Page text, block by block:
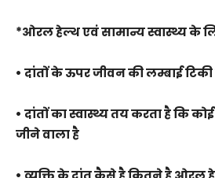
*ओरल हेल्थ एवं सामान्य स्वास्थ्य के
• दांतों के ऊपर जीवन की लम्बाई टिकी
• दांतों का स्वास्थ्य तय करता है कि
जीने वाला है